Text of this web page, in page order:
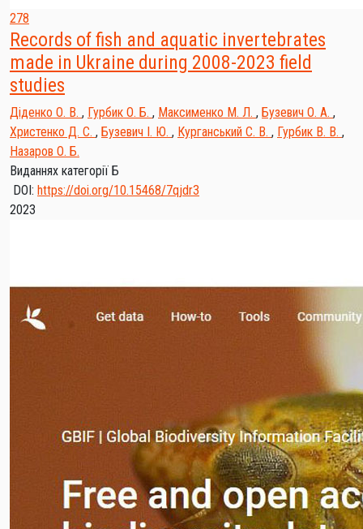
278
Records of fish and aquatic invertebrates
made in Ukraine during 2008-2023 field
studies
Діденко О. В. , Гурбик О. Б. , Максименко М. Л. , Бузевич О. А. ,
Христенко Д. С. , Бузевич І. Ю. , Курганський С. В. , Гурбик В. В. ,
Назаров О. Б.
Виданнях категорії Б
DOI: https://doi.org/10.15468/7qjdr3
2023